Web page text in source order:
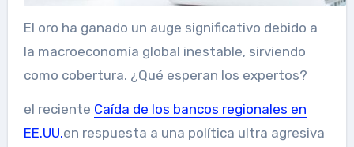
El oro ha ganado un auge significativo debido a
la macroeconomía global inestable, sirviendo
como cobertura. ¿Qué esperan los expertos?
el reciente Caída de los bancos regionales en
EE.UU.en respuesta a una política ultra agresiva